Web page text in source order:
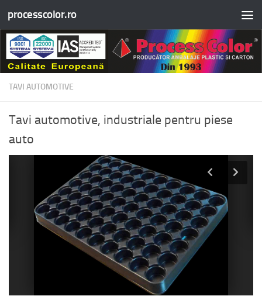
Skip to content
processcolor.ro
TAVI AUTOMOTIVE
Tavi automotive, industriale pentru piese
auto